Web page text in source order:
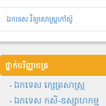
ឯកទេស វិទ្យាសាស្ត្រកៅស៊ូ
ថ្នាក់បរិញ្ញាបត្រ
- ឯកទេស ក្សេត្រសាស្ត្រ
- ឯកទេស កសិ-ឧស្សាហកម្ម